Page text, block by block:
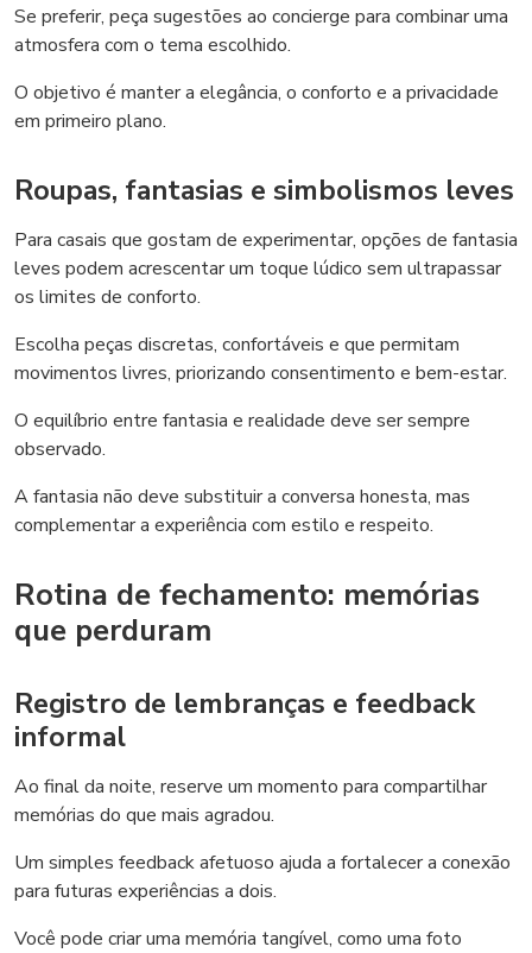
Se preferir, peça sugestões ao concierge para combinar uma
atmosfera com o tema escolhido.
O objetivo é manter a elegância, o conforto e a privacidade
em primeiro plano.
Roupas, fantasias e simbolismos leves
Para casais que gostam de experimentar, opções de fantasia
leves podem acrescentar um toque lúdico sem ultrapassar
os limites de conforto.
Escolha peças discretas, confortáveis e que permitam
movimentos livres, priorizando consentimento e bem-estar.
O equilíbrio entre fantasia e realidade deve ser sempre
observado.
A fantasia não deve substituir a conversa honesta, mas
complementar a experiência com estilo e respeito.
Rotina de fechamento: memórias
que perduram
Registro de lembranças e feedback
informal
Ao final da noite, reserve um momento para compartilhar
memórias do que mais agradou.
Um simples feedback afetuoso ajuda a fortalecer a conexão
para futuras experiências a dois.
Você pode criar uma memória tangível, como uma foto